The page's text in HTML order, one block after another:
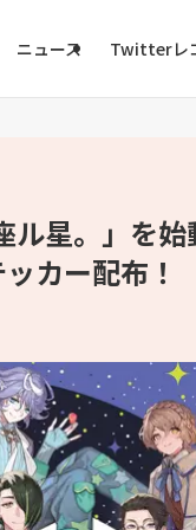
ニュース Twitterレ
ル星。」を
カー配布！